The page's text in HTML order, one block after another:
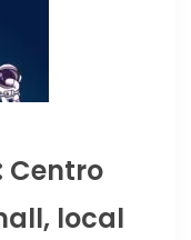
Centro
local